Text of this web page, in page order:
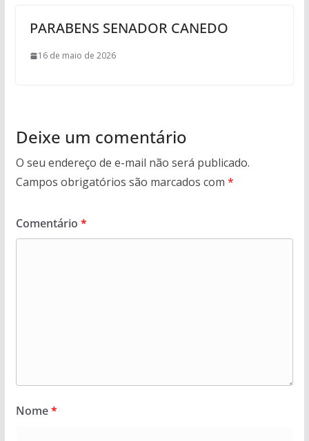
PARABENS SENADOR CANEDO
16 de maio de 2026
Deixe um comentário
O seu endereço de e-mail não será publicado.
Campos obrigatórios são marcados com *
Comentário *
Nome*